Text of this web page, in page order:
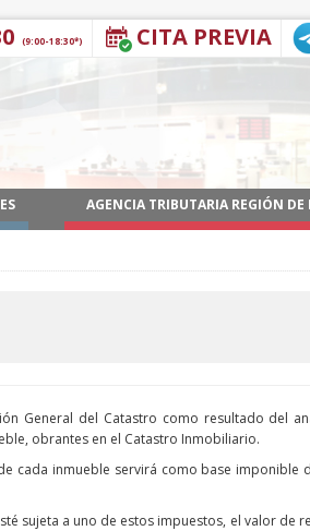
CITA PREVIA
(9:00-18:30*)
AGENCIA TRIBUTARIA REGIÓN DE
General del Catastro como resultado del
obrantes en el Catastro Inmobiliario.
cada inmueble servirá como base imponible
sujeta a uno de estos impuestos, el valor